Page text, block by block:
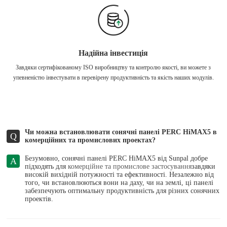
Надійна інвестиція
Завдяки сертифікованому ISO виробництву та контролю якості, ви можете з
упевненістю інвестувати в перевірену продуктивність та якість наших модулів.
Q
Чи можна встановлювати сонячні панелі PERC HiMAX5 в
комерційних та промислових проектах?
A
Безумовно, сонячні панелі PERC HiMAX5 від Sunpal добре
підходять длякомерційне та промислове застосуваннязавдяки
високій вихідній потужності та ефективності. Незалежно від
того, чи встановлюються вони на даху, чи на землі, ці панелі
забезпечують оптимальну продуктивність для різних сонячних
проектів.